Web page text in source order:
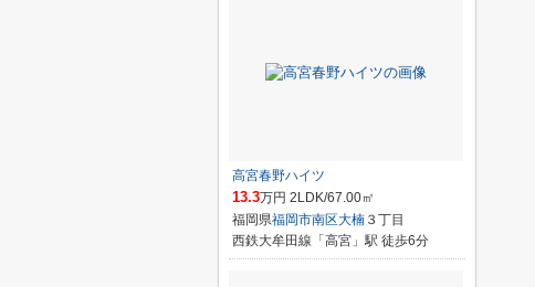
高宮春野ハイツ
13.3万円 2LDK/67.00㎡
福岡県福岡市南区大楠 ３丁目
西鉄大牟田線「高宮」駅 徒歩6分